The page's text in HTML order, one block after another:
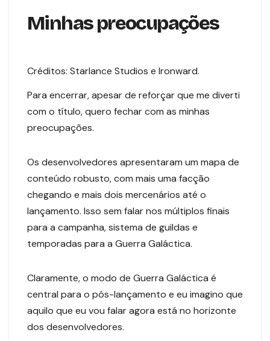
Minhas preocupações
Créditos: Starlance Studios e Ironward.
Para encerrar, apesar de reforçar que me diverti
com o título, quero fechar com as minhas
preocupações.
Os desenvolvedores apresentaram um mapa de
conteúdo robusto, com mais uma facção
chegando e mais dois mercenários até o
lançamento. Isso sem falar nos múltiplos finais
para a campanha, sistema de guildas e
temporadas para a Guerra Galáctica.
Claramente, o modo de Guerra Galáctica é
central para o pós-lançamento e eu imagino que
aquilo que eu vou falar agora está no horizonte
dos desenvolvedores.